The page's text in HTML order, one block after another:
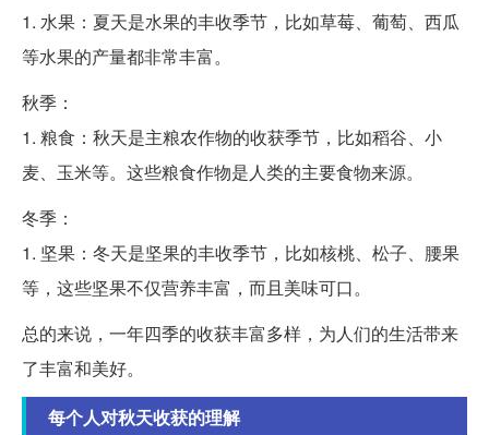
1. 水果：夏天是水果的丰收季节，比如草莓、葡萄、西瓜
等水果的产量都非常丰富。
秋季：
1. 粮食：秋天是主粮农作物的收获季节，比如稻谷、小
麦、玉米等。这些粮食作物是人类的主要食物来源。
冬季：
1. 坚果：冬天是坚果的丰收季节，比如核桃、松子、腰果
等，这些坚果不仅营养丰富，而且美味可口。
总的来说，一年四季的收获丰富多样，为人们的生活带来
了丰富和美好。
每个人对秋天收获的理解